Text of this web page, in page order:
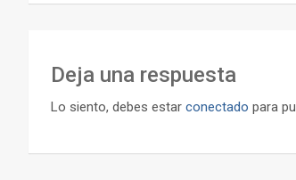
Deja una respuesta
Lo siento, debes estar conectado para